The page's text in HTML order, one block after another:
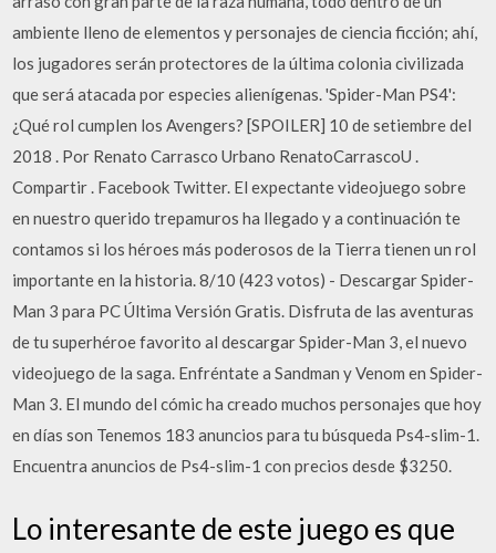
ambiente lleno de elementos y personajes de ciencia ficción; ahí,
los jugadores serán protectores de la última colonia civilizada
que será atacada por especies alienígenas. 'Spider-Man PS4':
¿Qué rol cumplen los Avengers? [SPOILER] 10 de setiembre del
2018 . Por Renato Carrasco Urbano RenatoCarrascoU .
Compartir . Facebook Twitter. El expectante videojuego sobre
en nuestro querido trepamuros ha llegado y a continuación te
contamos si los héroes más poderosos de la Tierra tienen un rol
importante en la historia. 8/10 (423 votos) - Descargar Spider-
Man 3 para PC Última Versión Gratis. Disfruta de las aventuras
de tu superhéroe favorito al descargar Spider-Man 3, el nuevo
videojuego de la saga. Enfréntate a Sandman y Venom en Spider-
Man 3. El mundo del cómic ha creado muchos personajes que hoy
en días son Tenemos 183 anuncios para tu búsqueda Ps4-slim-1.
Encuentra anuncios de Ps4-slim-1 con precios desde $3250.
Lo interesante de este juego es que